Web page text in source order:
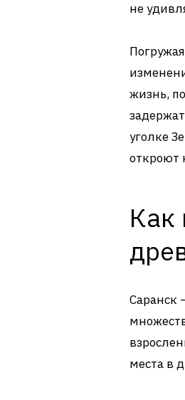
не
жизнь,
уголке
откроют
Как
Саранск
места в